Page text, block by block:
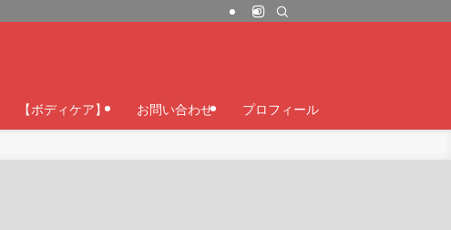
【ボディケア】 お問い合わせ プロフィール